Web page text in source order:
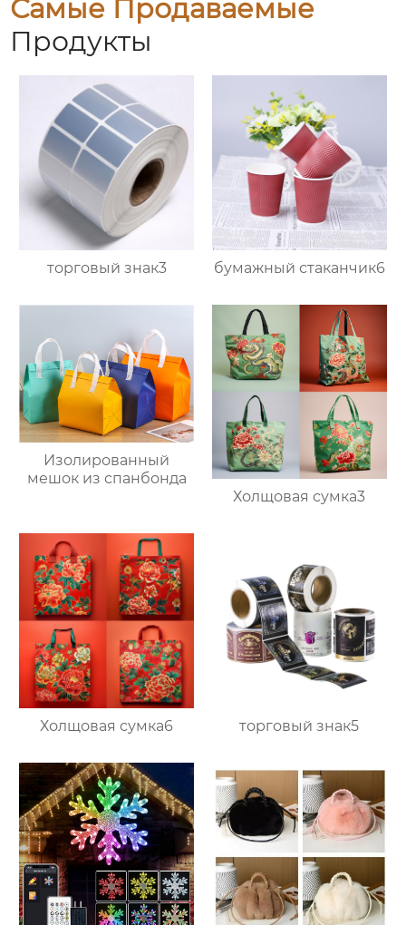
Самые Продаваемые
Продукты
торговый знак3 бумажный стаканчик6
Изолированный
мешок из спанбонда
Холщовая сумка3
Холщовая сумка6 торговый знак5